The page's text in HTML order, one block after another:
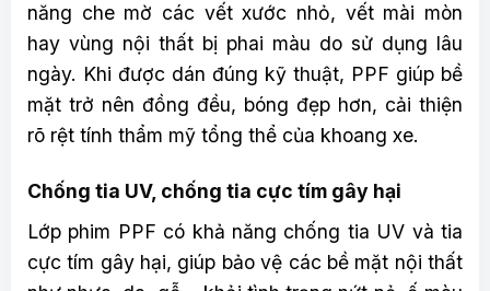
năng che mờ các vết xước nhỏ, vết mài mòn
hay vùng nội thất bị phai màu do sử dụng lâu
ngày. Khi được dán đúng kỹ thuật, PPF giúp bề
mặt trở nên đồng đều, bóng đẹp hơn, cải thiện
rõ rệt tính thẩm mỹ tổng thể của khoang xe.
Chống tia UV, chống tia cực tím gây hại
Lớp phim PPF có khả năng chống tia UV và tia
cực tím gây hại, giúp bảo vệ các bề mặt nội thất